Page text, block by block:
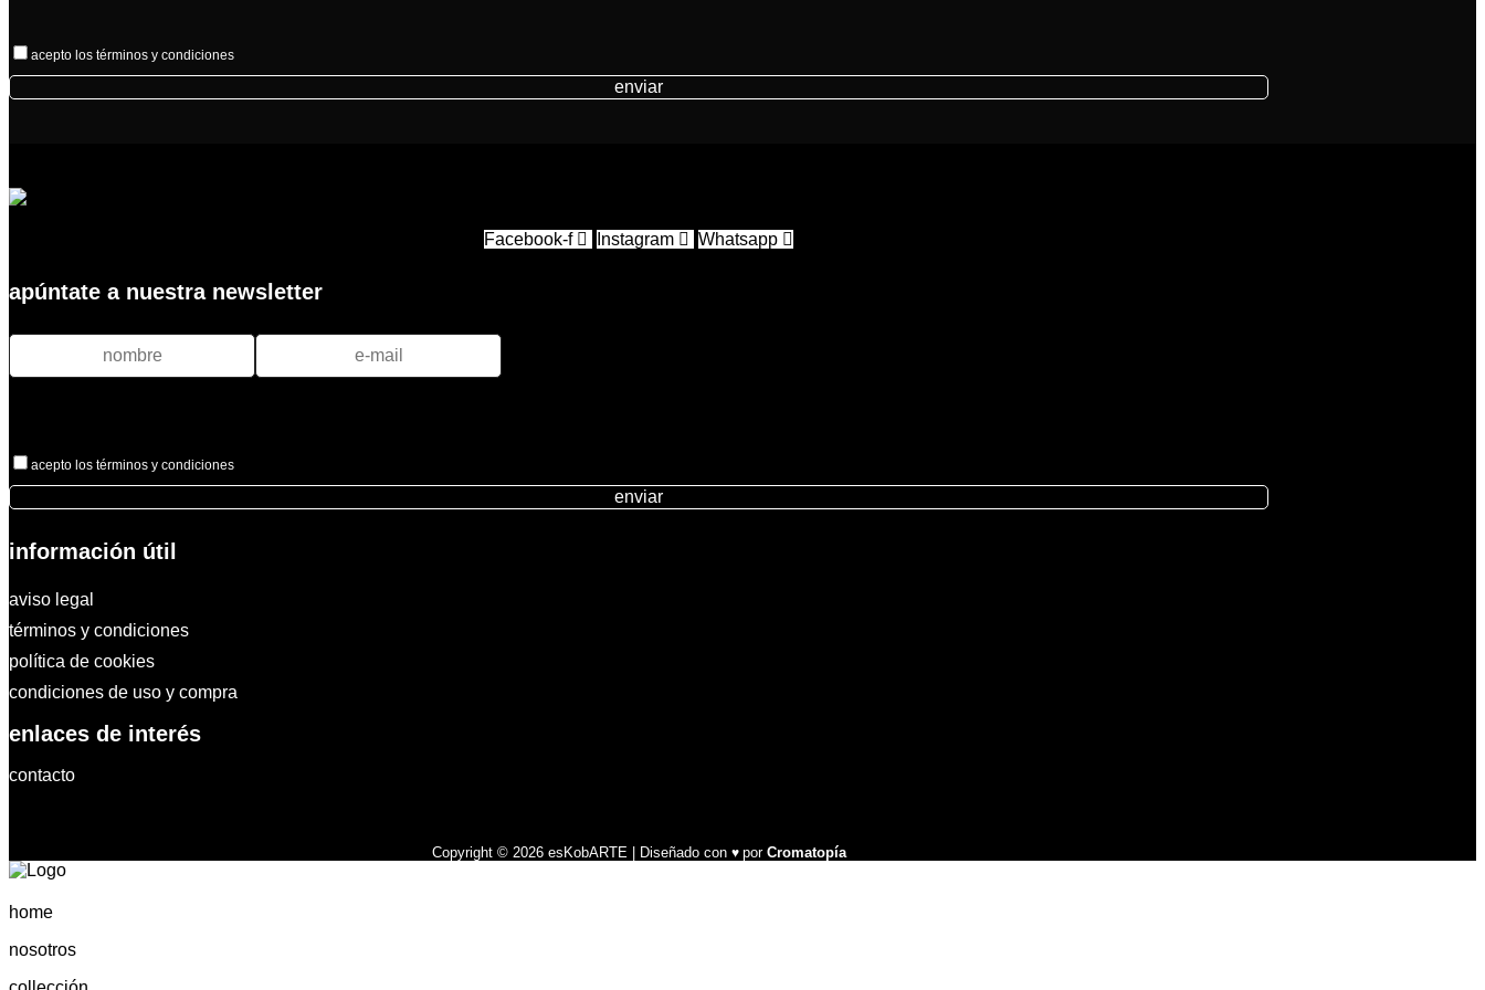
acepto los términos y condiciones
enviar
Facebook-f Instagram Whatsapp
apúntate a nuestra newsletter
acepto los términos y condiciones
enviar
información útil
aviso legal
términos y condiciones
política de cookies
condiciones de uso y compra
enlaces de interés
contacto
Copyright © 2026 esKobARTE | Diseñado con ♥ por Cromatopía
home
nosotros